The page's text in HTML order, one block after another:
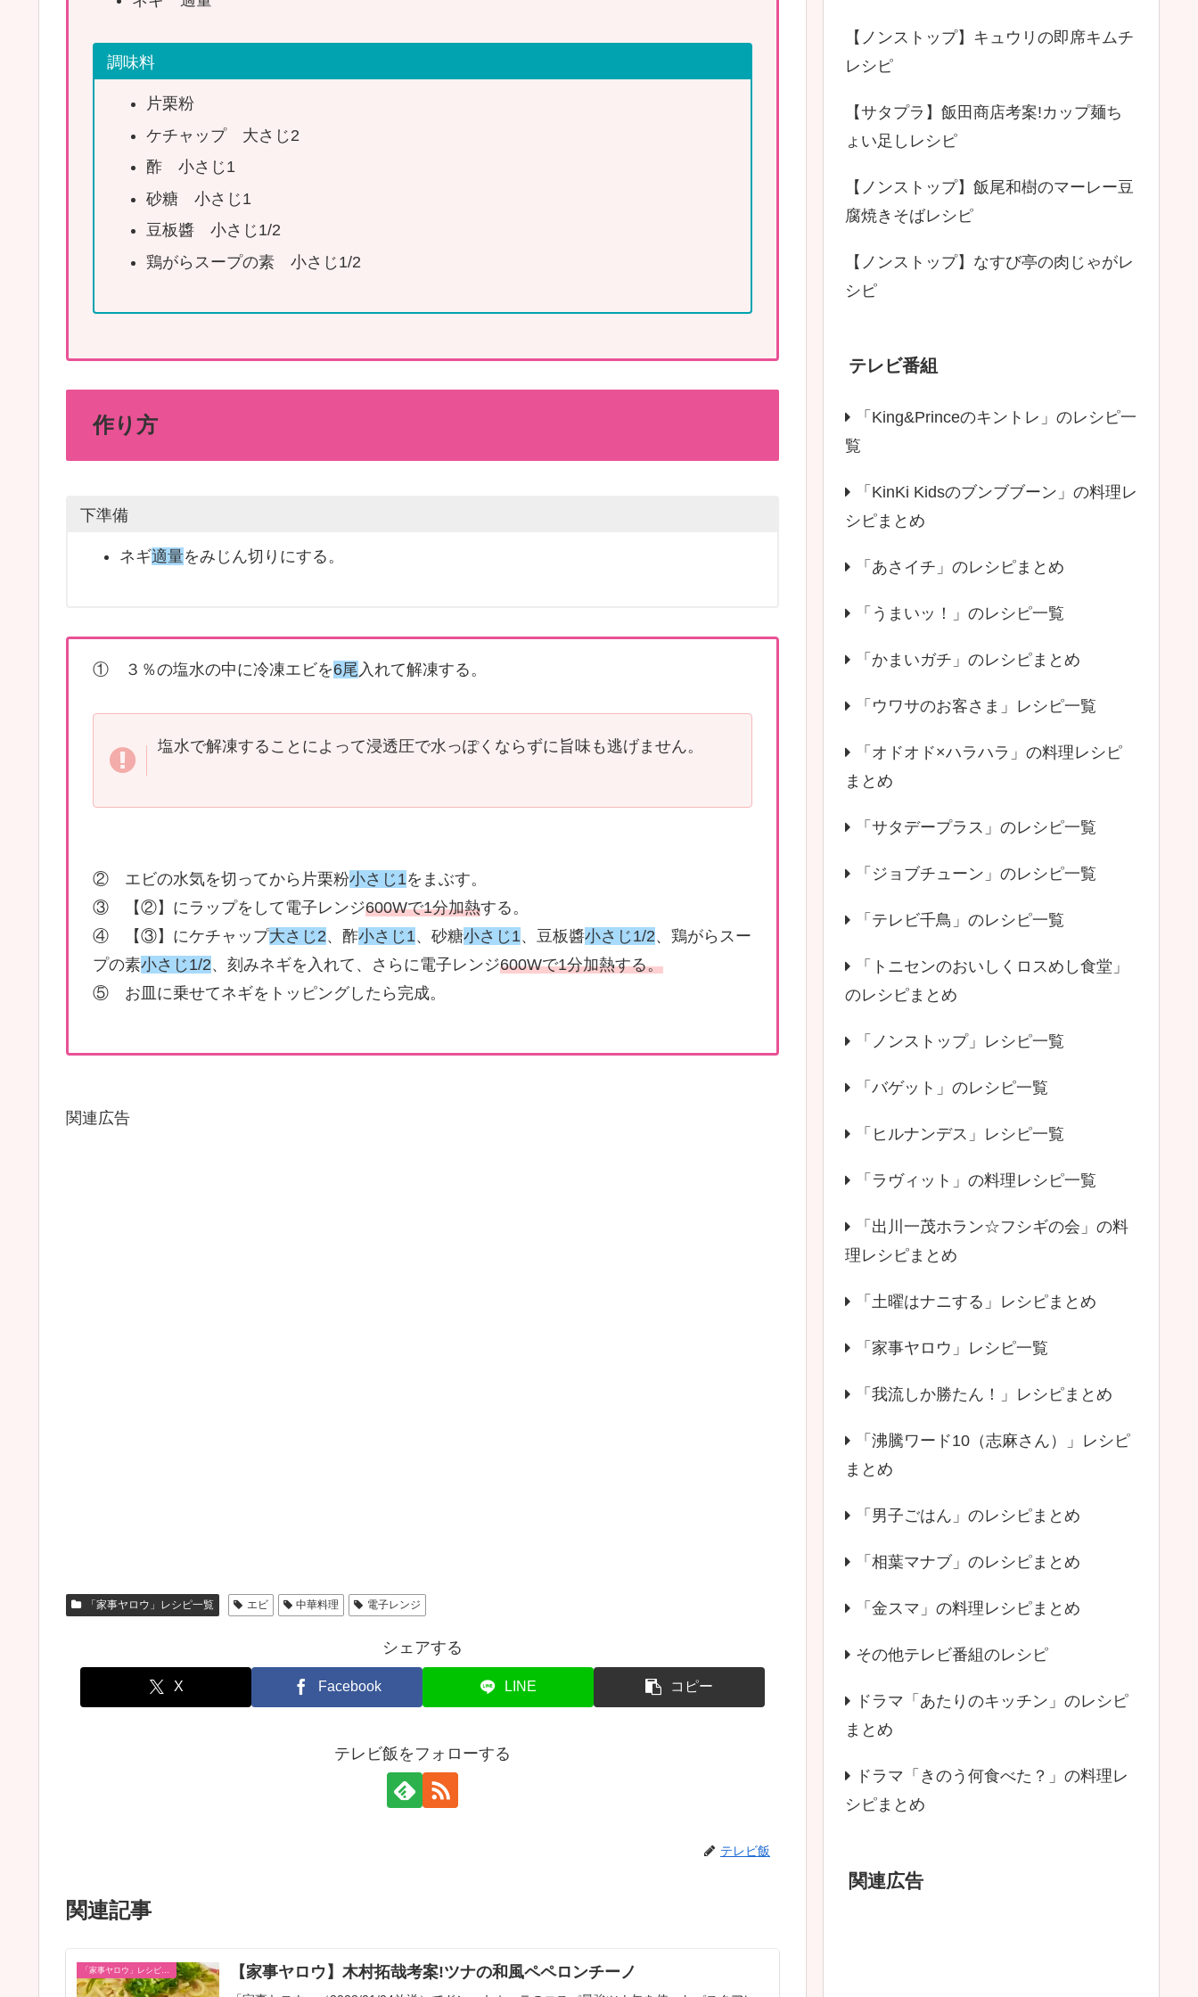
調味料
片栗粉
ケチャップ 大さじ2
酢 小さじ1
砂糖 小さじ1
豆板醬 小さじ1/2
鶏がらスープの素 小さじ1/2
作り方
下準備
ネギ適量をみじん切りにする。
① ３％の塩水の中に冷凍エビを6尾入れて解凍する。
塩水で解凍することによって浸透圧で水っぽくならずに旨味も逃げません。
② エビの水気を切ってから片栗粉小さじ1をまぶす。
③ 【②】にラップをして電子レンジ600Wで1分加熱する。
④ 【③】にケチャップ大さじ2、酢小さじ1、砂糖小さじ1、豆板醬小さじ1/2、鶏がらスー
プの素小さじ1/2、刻みネギを入れて、さらに電子レンジ600Wで1分加熱する。
⑤ お皿に乗せてネギをトッピングしたら完成。
関連広告
「家事ヤロウ」レシピ一覧 エビ 中華料理 電子レンジ
シェアする
X Facebook LINE コピー
テレビ飯をフォローする
テレビ飯
関連記事
「家事ヤロウ」レシピ一覧 【家事ヤロウ】木村拓哉考案!ツナの和風ペペロンチーノ
【ノンストップ】キュウリの即席キムチ
レシピ
【サタプラ】飯田商店考案!カップ麺ち
ょい足しレシピ
【ノンストップ】飯尾和樹のマーレー豆
腐焼きそばレシピ
【ノンストップ】なすび亭の肉じゃがレ
シピ
テレビ番組
「King&Princeのキントレ」のレシピ一
覧
「KinKi Kidsのブンブブーン」の料理レ
シピまとめ
「あさイチ」のレシピまとめ
「うまいッ！」のレシピ一覧
「かまいガチ」のレシピまとめ
「ウワサのお客さま」レシピ一覧
「オドオド×ハラハラ」の料理レシピ
まとめ
「サタデープラス」のレシピ一覧
「ジョブチューン」のレシピ一覧
「テレビ千鳥」のレシピ一覧
「トニセンのおいしくロスめし食堂」
のレシピまとめ
「ノンストップ」レシピ一覧
「バゲット」のレシピ一覧
「ヒルナンデス」レシピ一覧
「ラヴィット」の料理レシピ一覧
「出川一茂ホラン☆フシギの会」の料
理レシピまとめ
「土曜はナニする」レシピまとめ
「家事ヤロウ」レシピ一覧
「我流しか勝たん！」レシピまとめ
「沸騰ワード10（志麻さん）」レシピ
まとめ
「男子ごはん」のレシピまとめ
「相葉マナブ」のレシピまとめ
「金スマ」の料理レシピまとめ
その他テレビ番組のレシピ
ドラマ「あたりのキッチン」のレシピ
まとめ
ドラマ「きのう何食べた？」の料理レ
シピまとめ
関連広告